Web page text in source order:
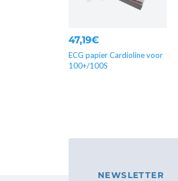
47,19€
ECG papier Cardioline voor
100+/100S
NEWSLETTER